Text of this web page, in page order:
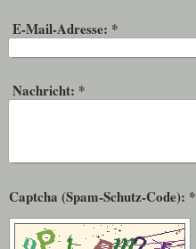
E-Mail-Adresse: *
Nachricht: *
Captcha (Spam-Schutz-Code): *